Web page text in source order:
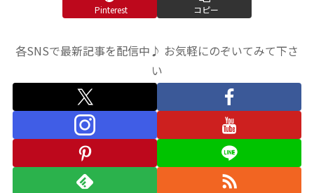
Pinterest コピー
各SNSで最新記事を配信中♪ お気軽にのぞいてみて下さ
い